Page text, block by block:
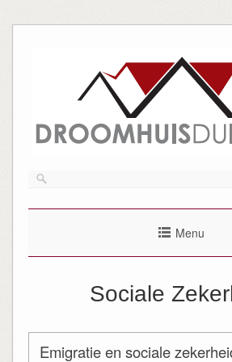
Menu
Sociale
Emigratie en sociale